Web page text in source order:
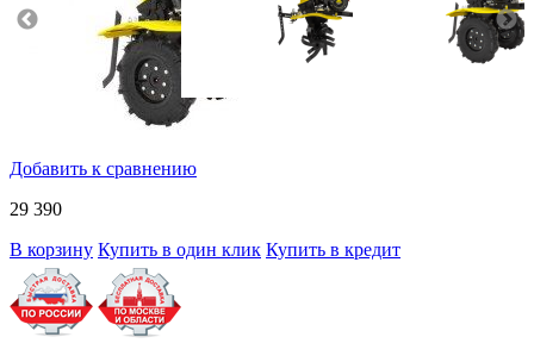
Добавить к сравнению
29 390
В корзину Купить в один клик Купить в кредит